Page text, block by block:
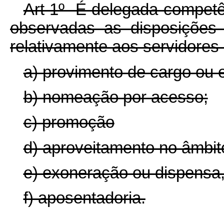
Art 1º- É delegada
observadas as
relativamente aos
a) provimento de cargo ou
b) nomeação por acesso;
c) promoção
d) aproveitamento no
e) exoneração ou
f) aposentadoria.